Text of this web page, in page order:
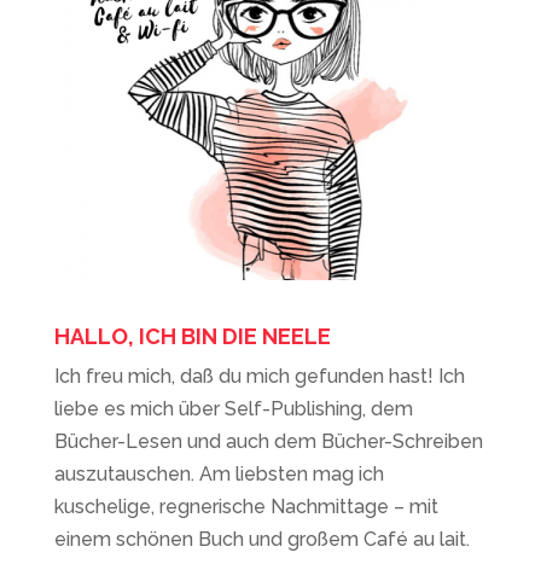
HALLO, ICH BIN DIE NEELE
Ich freu mich, daß du mich gefunden hast! Ich
liebe es mich über Self-Publishing, dem
Bücher-Lesen und auch dem Bücher-Schreiben
auszutauschen. Am liebsten mag ich
kuschelige, regnerische Nachmittage – mit
einem schönen Buch und großem Café au lait.